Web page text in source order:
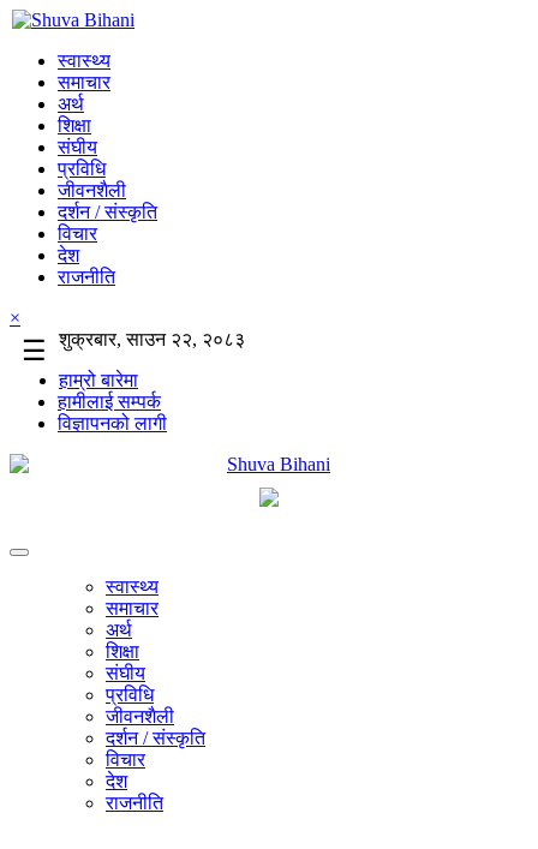
स्वास्थ्य
समाचार
अर्थ
शिक्षा
संघीय
प्रविधि
जीवनशैली
दर्शन / संस्कृति
विचार
देश
राजनीति
×
☰
शुक्रबार, साउन २२, २०८३
हाम्रो बारेमा
हामीलाई सम्पर्क
विज्ञापनको लागी
स्वास्थ्य
समाचार
अर्थ
शिक्षा
संघीय
प्रविधि
जीवनशैली
दर्शन / संस्कृति
विचार
देश
राजनीति